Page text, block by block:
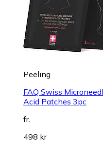
Peeling
FAQ Swiss
Acid Patches 3pc
fr.
498 kr